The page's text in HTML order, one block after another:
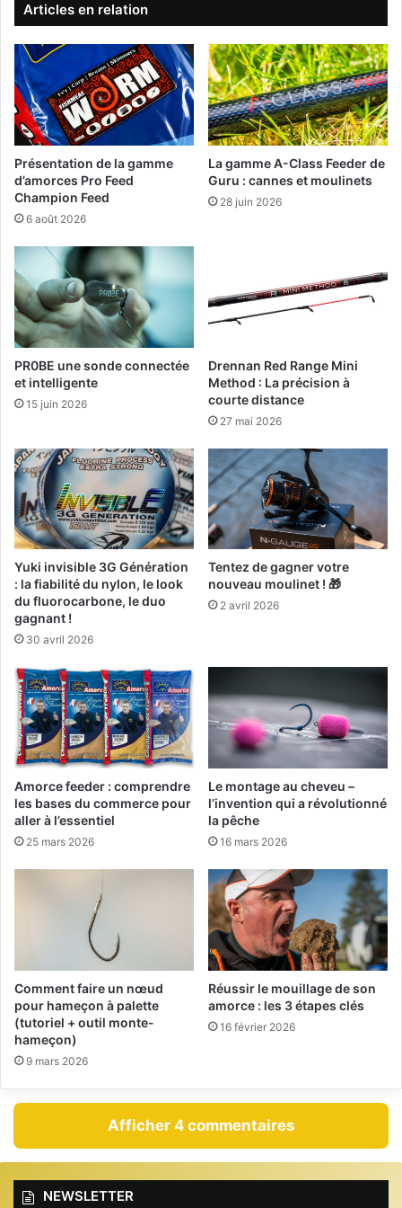
c
h
a
u
f
e
e
d
e
r
r
o
d
a
v
c
d
e
s
ê
t
e
m
e
n
t
s
e
c
c
e
s
s
o
r
e
s
c
h
a
u
a
n
t
s
p
u
ê
c
h
e
.
Articles en relation
Présentation de la gamme
d’amorces Pro Feed
Champion Feed
6 août 2026
La gamme A-Class Feeder de
Guru : cannes et moulinets
28 juin 2026
PR0BE une sonde connectée
et intelligente
15 juin 2026
Drennan Red Range Mini
Method : La précision à
courte distance
27 mai 2026
Yuki invisible 3G Génération
: la fiabilité du nylon, le look
du fluorocarbone, le duo
gagnant !
30 avril 2026
Tentez de gagner votre
nouveau moulinet ! 🎁
2 avril 2026
Amorce feeder : comprendre
les bases du commerce pour
aller à l’essentiel
25 mars 2026
Le montage au cheveu –
l’invention qui a révolutionné
la pêche
16 mars 2026
Comment faire un nœud
pour hameçon à palette
(tutoriel + outil monte-
hameçon)
9 mars 2026
Réussir le mouillage de son
amorce : les 3 étapes clés
16 février 2026
Afficher 4 commentaires
NEWSLETTER